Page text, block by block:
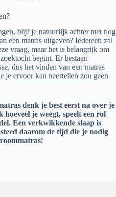
blijf je natuurlijk achter met nog
een matras uitgeven? Iedereen zal
vraag, maar het is belangrijk om
begint. Er bestaan
dus het vinden van een matras
je ervoor kan neertellen zou geen
denk je best eerst na over je
je weegt, speelt een rol
Een verkwikkende slaap is
daarom de tijd die je nodig